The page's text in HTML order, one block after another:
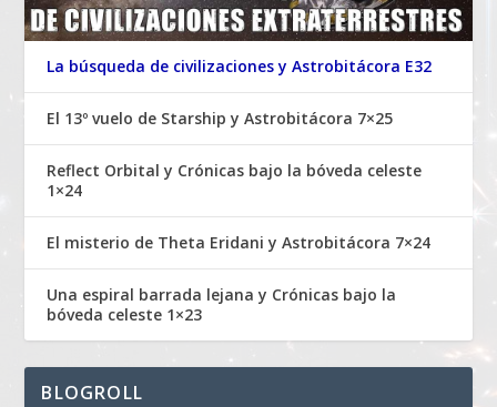
La búsqueda de civilizaciones y Astrobitácora E32
El 13º vuelo de Starship y Astrobitácora 7×25
Reflect Orbital y Crónicas bajo la bóveda celeste
1×24
El misterio de Theta Eridani y Astrobitácora 7×24
Una espiral barrada lejana y Crónicas bajo la
bóveda celeste 1×23
BLOGROLL